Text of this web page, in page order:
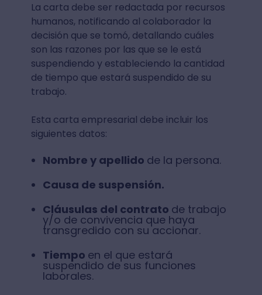
La carta debe ser redactada por recursos
humanos, notificando al colaborador la
decisión que se tomó, detallando cuáles
son las razones por las que se le está
suspendiendo y estableciendo la cantidad
de tiempo que estará suspendido de su
trabajo.
Esta carta empresarial debe incluir los
siguientes datos:
Nombre y apellido de la persona.
Causa de suspensión.
Cláusulas del contrato de trabajo
y/o de convivencia que haya
transgredido con su accionar.
Tiempo en el que estará
suspendido de sus funciones
laborales.